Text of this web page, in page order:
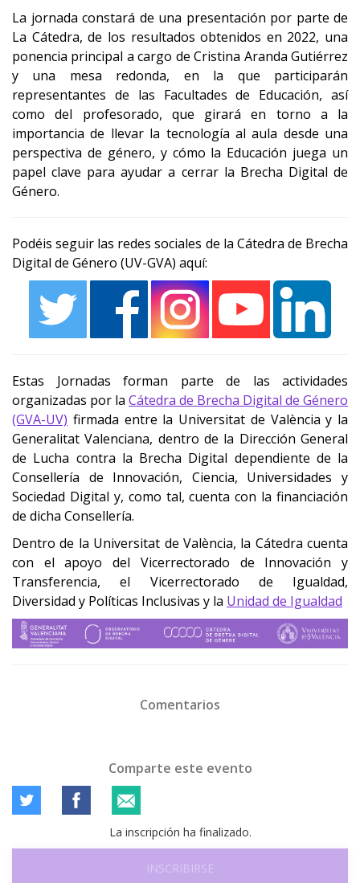
La jornada constará de una presentación por parte de
La Cátedra, de los resultados obtenidos en 2022, una
ponencia principal a cargo de Cristina Aranda Gutiérrez
y una mesa redonda, en la que participarán
representantes de las Facultades de Educación, así
como del profesorado, que girará en torno a la
importancia de llevar la tecnología al aula desde una
perspectiva de género, y cómo la Educación juega un
papel clave para ayudar a cerrar la Brecha Digital de
Género.
Podéis seguir las redes sociales de la Cátedra de Brecha
Digital de Género (UV-GVA) aquí:
Estas Jornadas forman parte de las actividades
organizadas por la Cátedra de Brecha Digital de Género
(GVA-UV) firmada entre la Universitat de València y la
Generalitat Valenciana, dentro de la Dirección General
de Lucha contra la Brecha Digital dependiente de la
Consellería de Innovación, Ciencia, Universidades y
Sociedad Digital y, como tal, cuenta con la financiación
de dicha Consellería.
Dentro de la Universitat de València, la Cátedra cuenta
con el apoyo del Vicerrectorado de Innovación y
Transferencia, el Vicerrectorado de Igualdad,
Diversidad y Políticas Inclusivas y la Unidad de Igualdad
Comentarios
Comparte este evento
La inscripción ha finalizado.
INSCRIBIRSE